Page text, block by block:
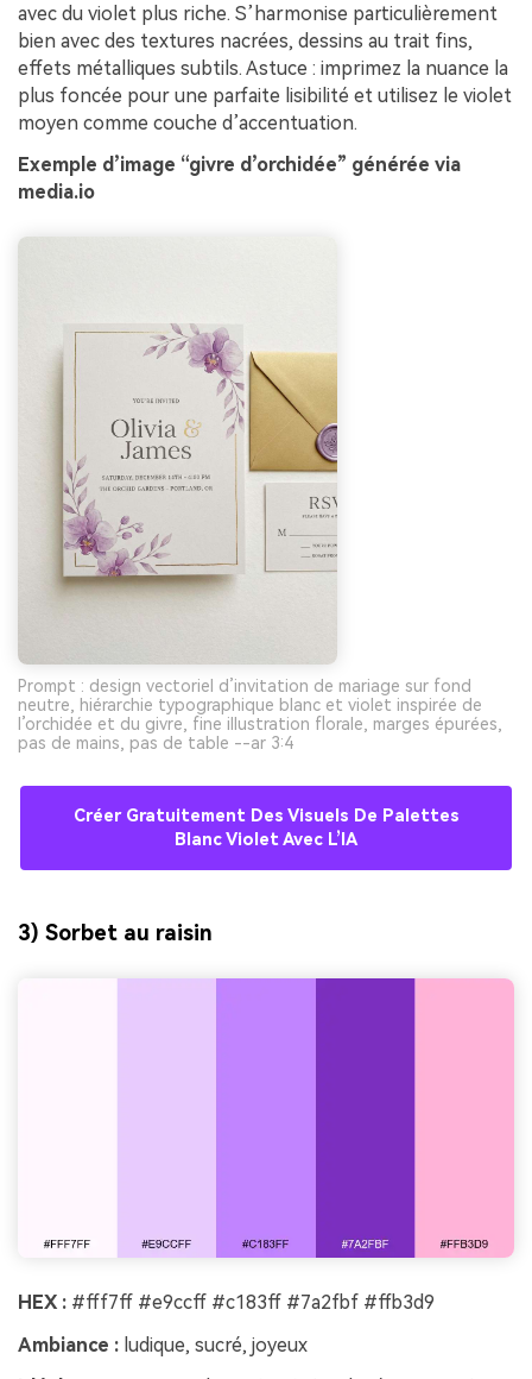
avec du violet plus riche. S’harmonise particulièrement
bien avec des textures nacrées, dessins au trait fins,
effets métalliques subtils. Astuce : imprimez la nuance la
plus foncée pour une parfaite lisibilité et utilisez le violet
moyen comme couche d’accentuation.
Exemple d’image “givre d’orchidée” générée via
media.io
Prompt : design vectoriel d’invitation de mariage sur fond
neutre, hiérarchie typographique blanc et violet inspirée de
l’orchidée et du givre, fine illustration florale, marges épurées,
pas de mains, pas de table --ar 3:4
Créer Gratuitement Des Visuels De Palettes
Blanc Violet Avec L’IA
3) Sorbet au raisin
HEX : #fff7ff #e9ccff #c183ff #7a2fbf #ffb3d9
Ambiance : ludique, sucré, joyeux